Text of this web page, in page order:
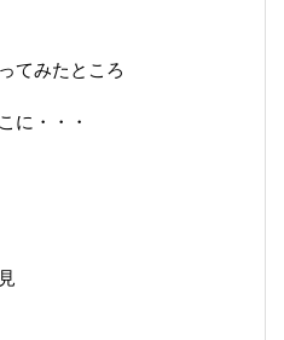
てみたところ
に・・・